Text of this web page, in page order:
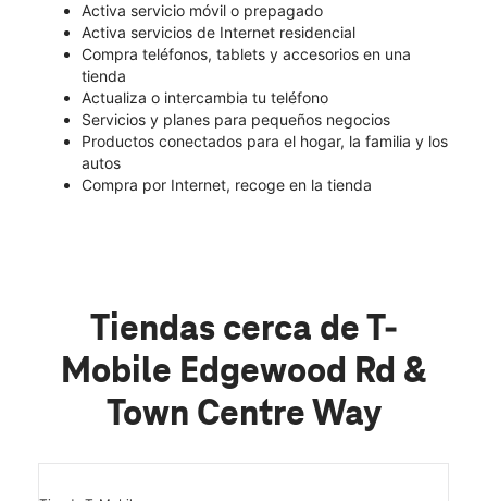
Activa servicio móvil o prepagado
Activa servicios de Internet residencial
Compra teléfonos, tablets y accesorios en una
tienda
Actualiza o intercambia tu teléfono
Servicios y planes para pequeños negocios
Productos conectados para el hogar, la familia y los
autos
Compra por Internet, recoge en la tienda
Tiendas cerca de T-
Mobile Edgewood Rd &
Town Centre Way